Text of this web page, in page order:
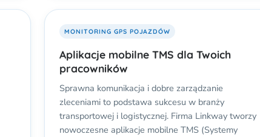
MONITORING GPS POJAZDÓW
Aplikacje mobilne TMS dla Twoich
pracowników
Sprawna komunikacja i dobre zarządzanie
zleceniami to podstawa sukcesu w branży
transportowej i logistycznej. Firma Linkway tworzy
nowoczesne aplikacje mobilne TMS (Systemy